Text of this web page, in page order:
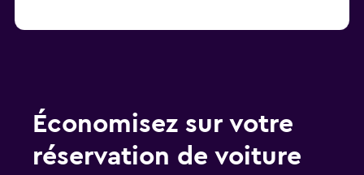
Économisez sur votre
réservation de voiture